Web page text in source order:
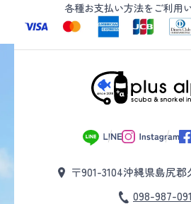
各種お支払い方法をご利用
〒901-3104沖縄県島尻郡
098-987-